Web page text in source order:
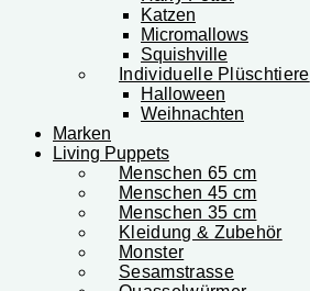
Katzen
Micromallows
Squishville
Individuelle Plüschtiere
Halloween
Weihnachten
Marken
Living Puppets
Menschen 65 cm
Menschen 45 cm
Menschen 35 cm
Kleidung & Zubehör
Monster
Sesamstrasse